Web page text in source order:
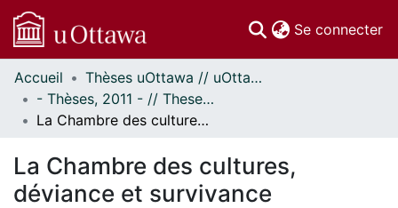
Se connecter
Communautés
et collections
Parcourir
À propos
Accueil
Thèses uOttawa // uOttawa Theses
- Thèses, 2011 - // Theses, 2011 -
La Chambre des cultures, déviance et survivance
La Chambre des cultures,
déviance et survivance